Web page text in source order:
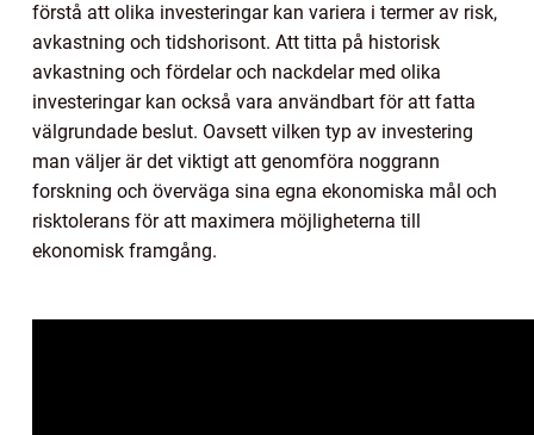
förstå att olika investeringar kan variera i termer av risk,
avkastning och tidshorisont. Att titta på historisk
avkastning och fördelar och nackdelar med olika
investeringar kan också vara användbart för att fatta
välgrundade beslut. Oavsett vilken typ av investering
man väljer är det viktigt att genomföra noggrann
forskning och överväga sina egna ekonomiska mål och
risktolerans för att maximera möjligheterna till
ekonomisk framgång.